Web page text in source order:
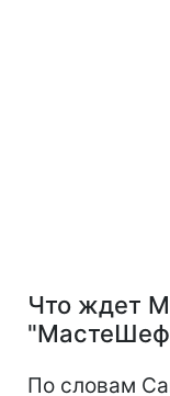
Что ждет
По словам